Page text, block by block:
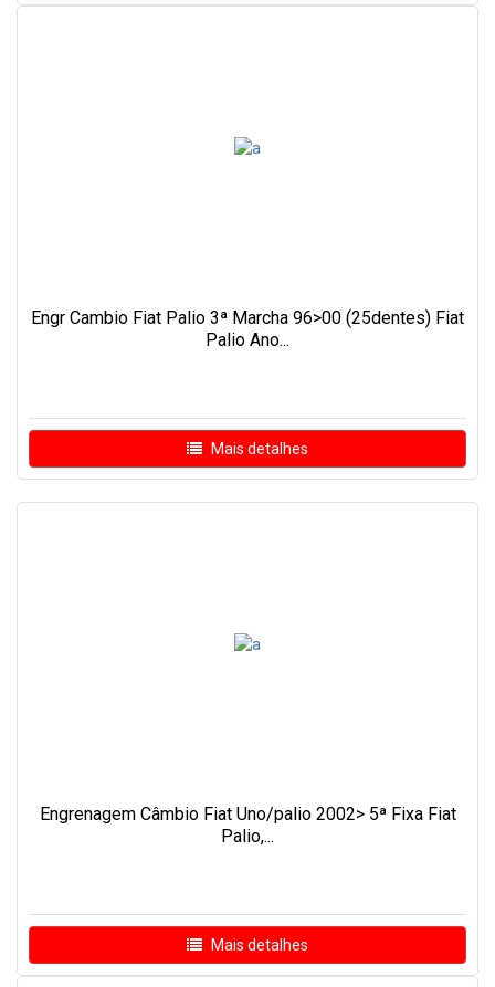
Engr Cambio Fiat Palio 3ª Marcha 96>00 (25dentes) Fiat
Palio Ano...
Mais detalhes
Engrenagem Câmbio Fiat Uno/palio 2002> 5ª Fixa Fiat
Palio,...
Mais detalhes